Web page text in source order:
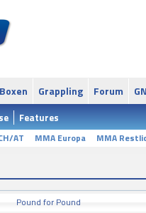
Features
Boxen Grappling Forum
AT MMA Europa MMA
Pound for Pound